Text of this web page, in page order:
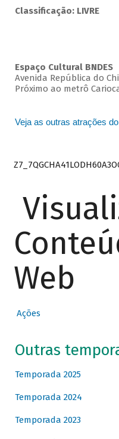
Classificação: LIVRE
Espaço Cultural BNDES
Avenida República do
Próximo ao metrô
Veja as outras atrações
Web
Ações
Outras
Temporada 2025
Temporada 2024
Temporada 2023